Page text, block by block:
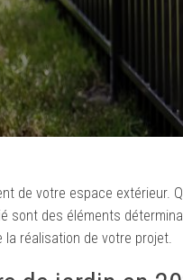
de votre espace
des éléments
la réalisation de votre projet.